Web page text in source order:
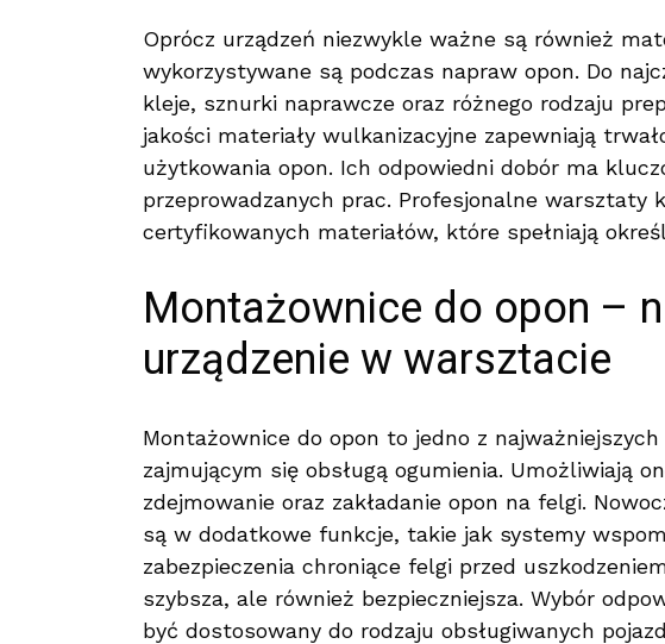
Oprócz urządzeń niezwykle ważne są również
wykorzystywane są podczas napraw opon. Do
kleje, sznurki naprawcze oraz różnego rodzaju
jakości materiały wulkanizacyjne zapewniają
użytkowania opon. Ich odpowiedni dobór ma
przeprowadzanych prac. Profesjonalne warsztaty
certyfikowanych materiałów, które spełniają
Montażownice do opon –
urządzenie w warsztacie
Montażownice do opon to jedno z
zajmującym się obsługą ogumienia. Umożliwiają
zdejmowanie oraz zakładanie opon na felgi.
są w dodatkowe funkcje, takie jak systemy
zabezpieczenia chroniące felgi przed
szybsza, ale również bezpieczniejsza. Wybór
być dostosowany do rodzaju obsługiwanych